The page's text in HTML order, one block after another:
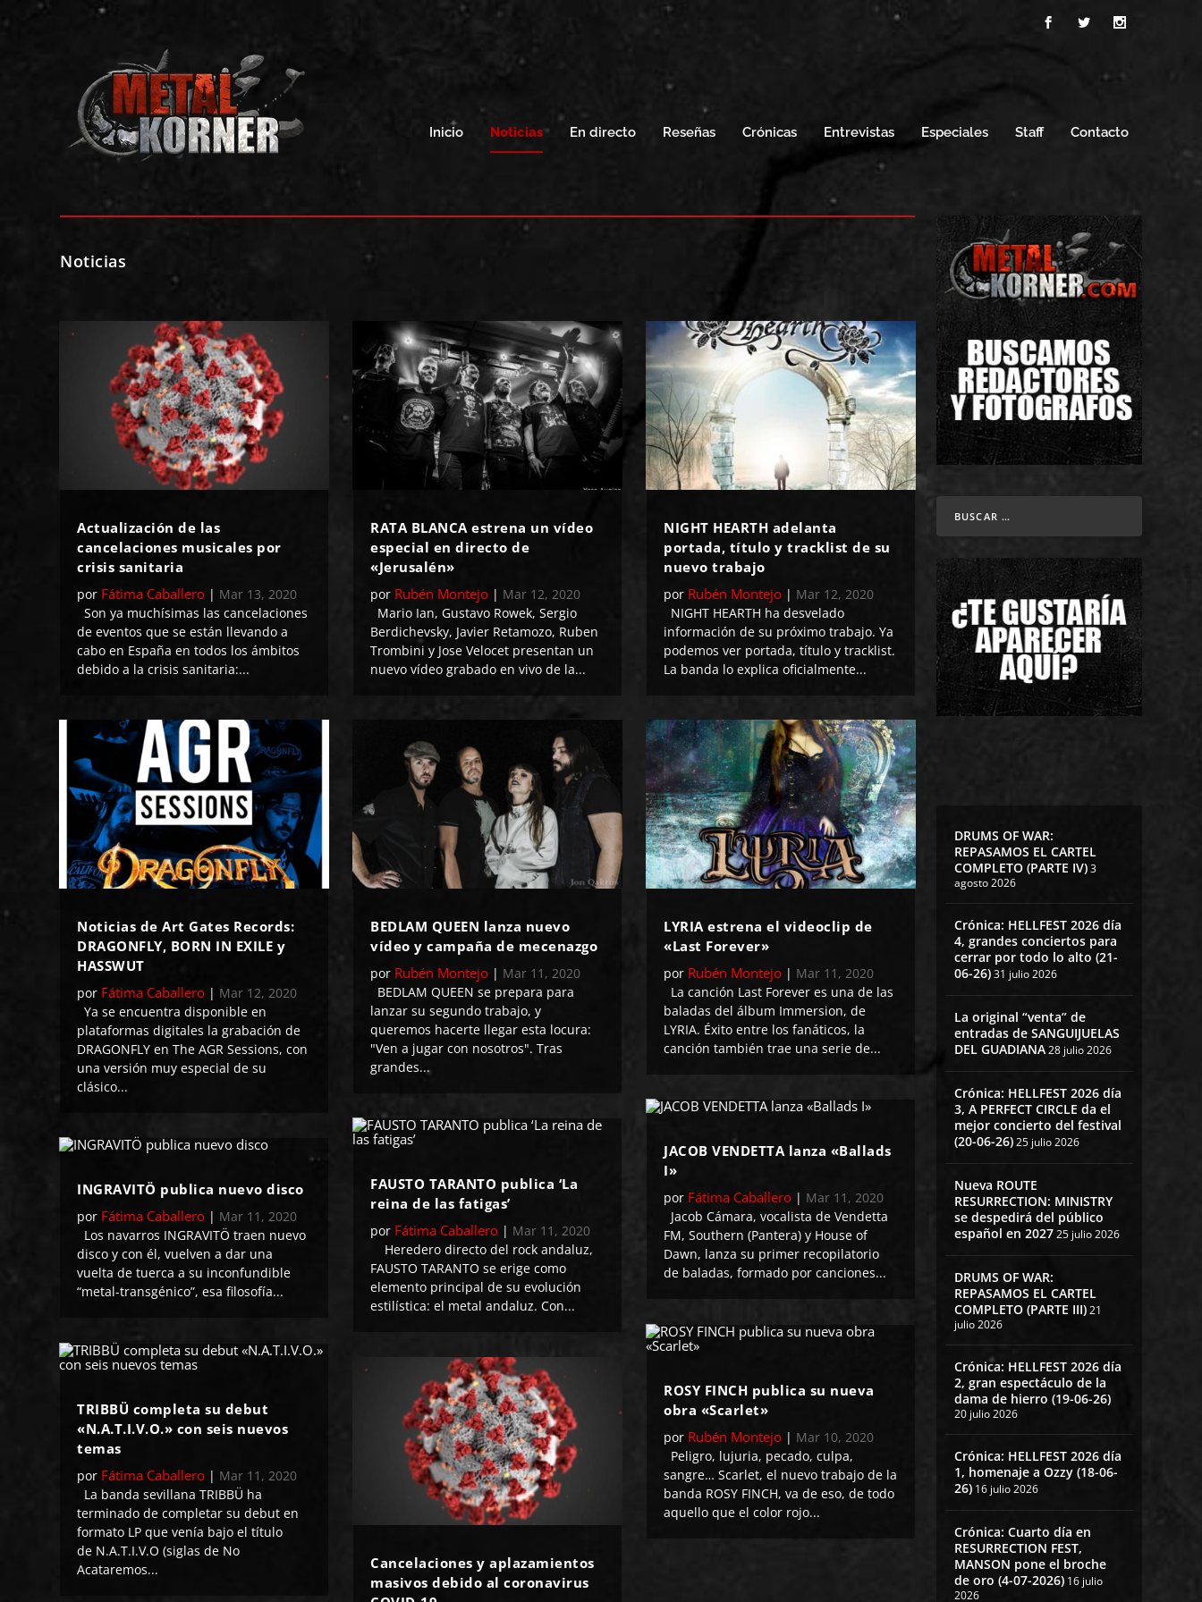
Inicio Noticias En directo Reseñas Crónicas Entrevistas Especiales Staff Contacto
Noticias
Actualización de las
cancelaciones musicales por
crisis sanitaria
por Fátima Caballero | Mar 13, 2020
Son ya muchísimas las cancelaciones
de eventos que se están llevando a
cabo en España en todos los ámbitos
debido a la crisis sanitaria:...
Noticias de Art Gates Records:
DRAGONFLY, BORN IN EXILE y
HASSWUT
por Fátima Caballero | Mar 12, 2020
Ya se encuentra disponible en
plataformas digitales la grabación de
DRAGONFLY en The AGR Sessions, con
una versión muy especial de su
clásico...
INGRAVITÖ publica nuevo disco
por Fátima Caballero | Mar 11, 2020
Los navarros INGRAVITÖ traen nuevo
disco y con él, vuelven a dar una
vuelta de tuerca a su inconfundible
“metal-transgénico”, esa filosofía...
TRIBBÜ completa su debut
«N.A.T.I.V.O.» con seis nuevos
temas
por Fátima Caballero | Mar 11, 2020
La banda sevillana TRIBBÜ ha
terminado de completar su debut en
formato LP que venía bajo el título
de N.A.T.I.V.O (siglas de No
Acataremos...
RATA BLANCA estrena un vídeo
especial en directo de
«Jerusalén»
por Rubén Montejo | Mar 12, 2020
Mario Ian, Gustavo Rowek, Sergio
Berdichevsky, Javier Retamozo, Ruben
Trombini y Jose Velocet presentan un
nuevo vídeo grabado en vivo de la...
BEDLAM QUEEN lanza nuevo
vídeo y campaña de mecenazgo
por Rubén Montejo | Mar 11, 2020
BEDLAM QUEEN se prepara para
lanzar su segundo trabajo, y
queremos hacerte llegar esta locura:
"Ven a jugar con nosotros". Tras
grandes...
FAUSTO TARANTO publica ‘La
reina de las fatigas’
por Fátima Caballero | Mar 11, 2020
Heredero directo del rock andaluz,
FAUSTO TARANTO se erige como
elemento principal de su evolución
estilística: el metal andaluz. Con...
Cancelaciones y aplazamientos
masivos debido al coronavirus
NIGHT HEARTH adelanta
portada, título y tracklist de su
nuevo trabajo
por Rubén Montejo | Mar 12, 2020
NIGHT HEARTH ha desvelado
información de su próximo trabajo. Ya
podemos ver portada, título y tracklist.
La banda lo explica oficialmente...
LYRIA estrena el videoclip de
«Last Forever»
por Rubén Montejo | Mar 11, 2020
La canción Last Forever es una de las
baladas del álbum Immersion, de
LYRIA. Éxito entre los fanáticos, la
canción también trae una serie de...
JACOB VENDETTA lanza «Ballads
I»
por Fátima Caballero | Mar 11, 2020
Jacob Cámara, vocalista de Vendetta
FM, Southern (Pantera) y House of
Dawn, lanza su primer recopilatorio
de baladas, formado por canciones...
ROSY FINCH publica su nueva
obra «Scarlet»
por Rubén Montejo | Mar 10, 2020
Peligro, lujuria, pecado, culpa,
sangre… Scarlet, el nuevo trabajo de la
banda ROSY FINCH, va de eso, de todo
aquello que el color rojo...
DRUMS OF WAR:
REPASAMOS EL CARTEL
COMPLETO (PARTE IV)3
agosto 2026
Crónica: HELLFEST 2026 día
4, grandes conciertos para
cerrar por todo lo alto (21-
06-26)31 julio 2026
La original “venta” de
entradas de SANGUIJUELAS
DEL GUADIANA28 julio 2026
Crónica: HELLFEST 2026 día
3, A PERFECT CIRCLE da el
mejor concierto del festival
(20-06-26)25 julio 2026
Nueva ROUTE
RESURRECTION: MINISTRY
se despedirá del público
español en 202725 julio 2026
DRUMS OF WAR:
REPASAMOS EL CARTEL
COMPLETO (PARTE III)21
julio 2026
Crónica: HELLFEST 2026 día
2, gran espectáculo de la
dama de hierro (19-06-26)
20 julio 2026
Crónica: HELLFEST 2026 día
1, homenaje a Ozzy (18-06-
26) 16 julio 2026
Crónica: Cuarto día en
RESURRECTION FEST,
MANSON pone el broche
de oro (4-07-2026) 16 julio
2026